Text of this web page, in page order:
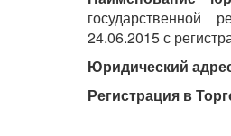
государственной
24.06.2015 с
Юридический
Регистрация в